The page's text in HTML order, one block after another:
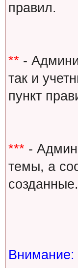
правил.
** -
так и
пункт
*** -
темы, а
созданные.
Внимание: